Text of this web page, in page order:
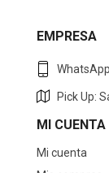
EMPRESA
Pick Up:
MI CUENTA
Mi cuenta